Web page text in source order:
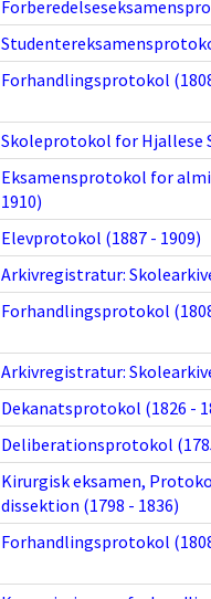
Forhandlingsprotokol
Skoleprotokol for Hjallese
Eksamensprotokol for
1910)
Elevprotokol (1887 - 1909)
Arkivregistratur:
Forhandlingsprotokol
Arkivregistratur:
Dekanatsprotokol (1826 -
Deliberationsprotokol
Kirurgisk eksamen,
dissektion (1798 - 1836)
Forhandlingsprotokol